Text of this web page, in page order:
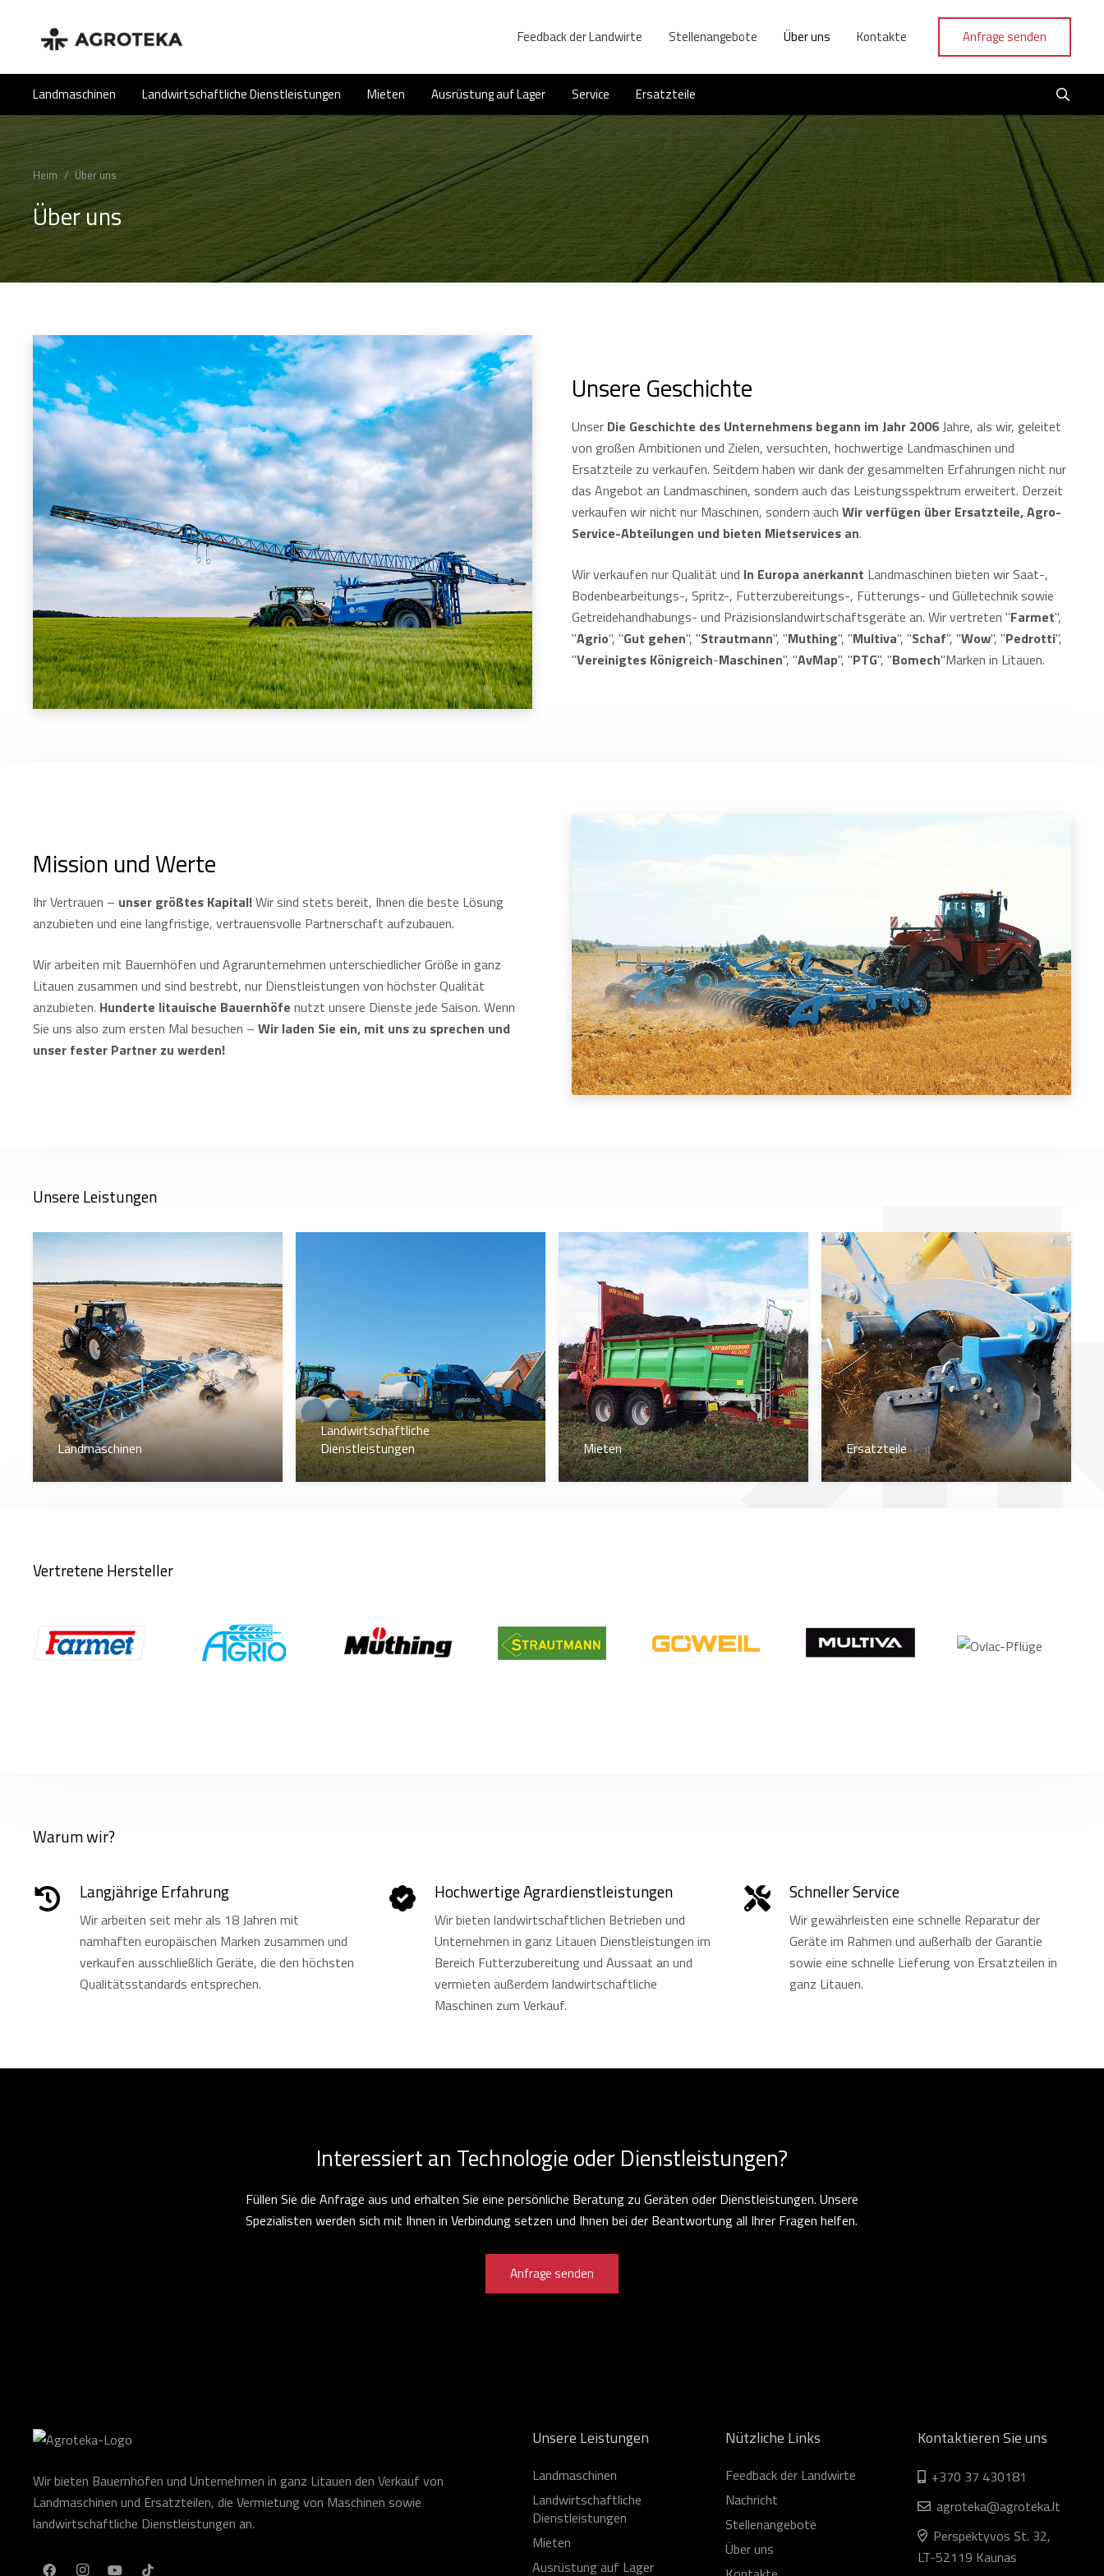
Feedback der Landwirte Stellenangebote Über uns Kontakte Anfrage senden
Landmaschinen Landwirtschaftliche Dienstleistungen Mieten Ausrüstung auf Lager Service Ersatzteile
Heim / Über uns
Über uns
Unsere Geschichte
Unser Die Geschichte des Unternehmens begann im Jahr 2006Jahre, als wir, geleitet
von großen Ambitionen und Zielen, versuchten, hochwertige Landmaschinen und
Ersatzteile zu verkaufen. Seitdem haben wir dank der gesammelten Erfahrungen nicht nur
das Angebot an Landmaschinen, sondern auch das Leistungsspektrum erweitert. Derzeit
verkaufen wir nicht nur Maschinen, sondern auch Wir verfügen über Ersatzteile, Agro-
Service-Abteilungen und bieten Mietservices an.
Wir verkaufen nur Qualität und In Europa anerkannt Landmaschinen bieten wir Saat-,
Bodenbearbeitungs-, Spritz-, Futterzubereitungs-, Fütterungs- und Gülletechnik sowie
Getreidehandhabungs- und Präzisionslandwirtschaftsgeräte an. Wir vertreten "Farmet",
"Agrio", "Gut gehen", "Strautmann", "Muthing", "Multiva", "Schaf", "Wow", "Pedrotti",
"Vereinigtes Königreich-Maschinen", "AvMap", "PTG", "Bomech"Marken in Litauen.
Mission und Werte
Ihr Vertrauen – unser größtes Kapital!Wir sind stets bereit, Ihnen die beste Lösung
anzubieten und eine langfristige, vertrauensvolle Partnerschaft aufzubauen.
Wir arbeiten mit Bauernhöfen und Agrarunternehmen unterschiedlicher Größe in ganz
Litauen zusammen und sind bestrebt, nur Dienstleistungen von höchster Qualität
anzubieten. Hunderte litauische Bauernhöfe nutzt unsere Dienste jede Saison. Wenn
Sie uns also zum ersten Mal besuchen – Wir laden Sie ein, mit uns zu sprechen und
unser fester Partner zu werden!
Unsere Leistungen
Landmaschinen
Landwirtschaftliche
Dienstleistungen
Mieten Ersatzteile
Vertretene Hersteller
Warum wir?
Langjährige Erfahrung
Wir arbeiten seit mehr als 18 Jahren mit
namhaften europäischen Marken zusammen und
verkaufen ausschließlich Geräte, die den höchsten
Qualitätsstandards entsprechen.
Hochwertige Agrardienstleistungen
Wir bieten landwirtschaftlichen Betrieben und
Unternehmen in ganz Litauen Dienstleistungen im
Bereich Futterzubereitung und Aussaat an und
vermieten außerdem landwirtschaftliche
Maschinen zum Verkauf.
Schneller Service
Wir gewährleisten eine schnelle Reparatur der
Geräte im Rahmen und außerhalb der Garantie
sowie eine schnelle Lieferung von Ersatzteilen in
ganz Litauen.
Interessiert an Technologie oder Dienstleistungen?
Füllen Sie die Anfrage aus und erhalten Sie eine persönliche Beratung zu Geräten oder Dienstleistungen. Unsere
Spezialisten werden sich mit Ihnen in Verbindung setzen und Ihnen bei der Beantwortung all Ihrer Fragen helfen.
Anfrage senden
Wir bieten Bauernhöfen und Unternehmen in ganz Litauen den Verkauf von
Landmaschinen und Ersatzteilen, die Vermietung von Maschinen sowie
landwirtschaftliche Dienstleistungen an.
Unsere Leistungen
Landmaschinen
Landwirtschaftliche
Dienstleistungen
Mieten
Ausrüstung auf Lager
Nützliche Links
Feedback der Landwirte
Nachricht
Stellenangebote
Über uns
Kontaktieren Sie uns
+370 37 430181
agroteka@agroteka.lt
Perspektyvos St. 32,
LT-52119 Kaunas